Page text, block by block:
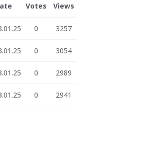
Votes Views
0 3257
0 3054
0 2989
0 2941